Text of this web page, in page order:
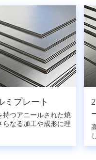
ミプレート
持つアニールされた焼
らなる加工や成形に理